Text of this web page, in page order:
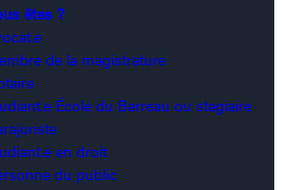
êtes ?
de la magistrature
École du Barreau ou stagiaire
en droit
du public